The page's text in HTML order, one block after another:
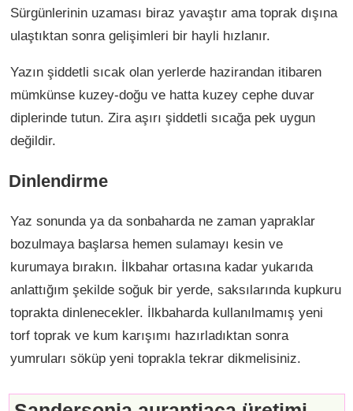
Sürgünlerinin uzaması biraz yavaştır ama toprak dışına
ulaştıktan sonra gelişimleri bir hayli hızlanır.
Yazın şiddetli sıcak olan yerlerde hazirandan itibaren
mümkünse kuzey-doğu ve hatta kuzey cephe duvar
diplerinde tutun. Zira aşırı şiddetli sıcağa pek uygun
değildir.
Dinlendirme
Yaz sonunda ya da sonbaharda ne zaman yapraklar
bozulmaya başlarsa hemen sulamayı kesin ve
kurumaya bırakın. İlkbahar ortasına kadar yukarıda
anlattığım şekilde soğuk bir yerde, saksılarında kupkuru
toprakta dinlenecekler. İlkbaharda kullanılmamış yeni
torf toprak ve kum karışımı hazırladıktan sonra
yumruları söküp yeni toprakla tekrar dikmelisiniz.